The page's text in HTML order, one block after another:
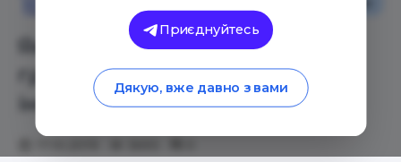
Як підвищити фінансову
грамотність. Чому
інтернету недостатньо
Приєднуйтесь
Дякую, вже давно з вами